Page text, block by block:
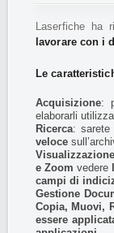
Laserfiche ha
lavorare con i
Le
Acquisizione:
elaborarli
Ricerca:
veloce
e Zoom vedere
campi di
Gestione
Copia, Muovi,
essere